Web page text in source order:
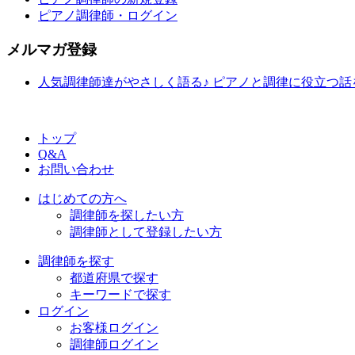
ピアノ調律師・ログイン
メルマガ登録
人気調律師達がやさしく語る♪ ピアノと調律に役立つ話
トップ
Q&A
お問い合わせ
はじめての方へ
調律師を探したい方
調律師として登録したい方
調律師を探す
都道府県で探す
キーワードで探す
ログイン
お客様ログイン
調律師ログイン